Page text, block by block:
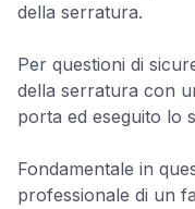
della serratura.
Per questioni di
della serratura con
porta ed eseguito lo
Fondamentale in
professionale di un